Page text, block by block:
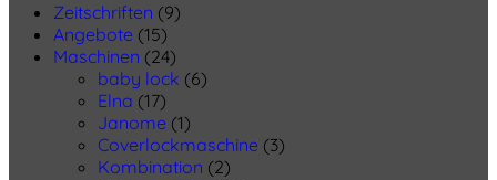
Zeitschriften (9)
Angebote (15)
Maschinen (24)
baby lock (6)
Elna (17)
Janome (1)
Coverlockmaschine (3)
Kombination (2)